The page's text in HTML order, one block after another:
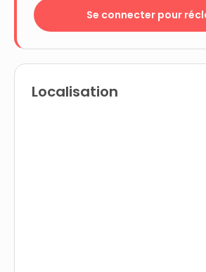
Se connecter pour
Localisation